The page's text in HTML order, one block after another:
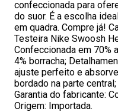
confeccionada para
do suor. É a escolha
em quadra. Compre já!
Testeira Nike Swoosh
Confeccionada em 70%
4% borracha;
ajuste perfeito e
bordado na parte
Garantia do fabricante:
Origem: Importada.